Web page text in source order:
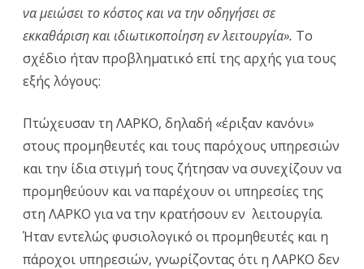
να μειώσει το κόστος και να την οδηγήσει σε
εκκαθάριση και ιδιωτικοποίηση εν λειτουργία». Το
σχέδιο ήταν προβληματικό επί της αρχής για τους
εξής λόγους:
Πτώχευσαν τη ΛΑΡΚΟ, δηλαδή «έριξαν κανόνι»
στους προμηθευτές και τους παρόχους υπηρεσιών
και την ίδια στιγμή τους ζήτησαν να συνεχίζουν να
προμηθεύουν και να παρέχουν οι υπηρεσίες της
στη ΛΑΡΚΟ για να την κρατήσουν εν λειτουργία.
Ήταν εντελώς φυσιολογικό οι προμηθευτές και η
πάροχοι υπηρεσιών, γνωρίζοντας ότι η ΛΑΡΚΟ δεν